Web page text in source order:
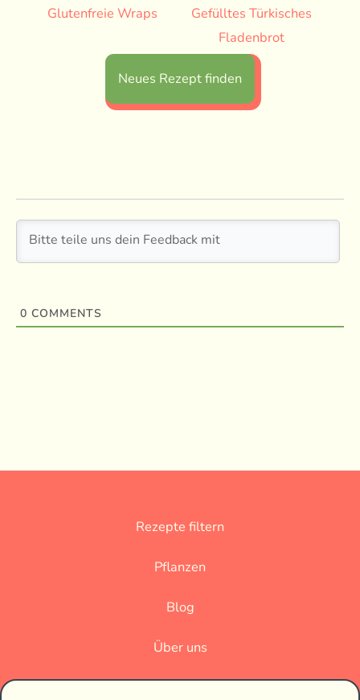
Glutenfreie Wraps
Gefülltes Türkisches
Fladenbrot
Neues Rezept finden
0 COMMENTS
Rezepte filtern
Pflanzen
Blog
Über uns